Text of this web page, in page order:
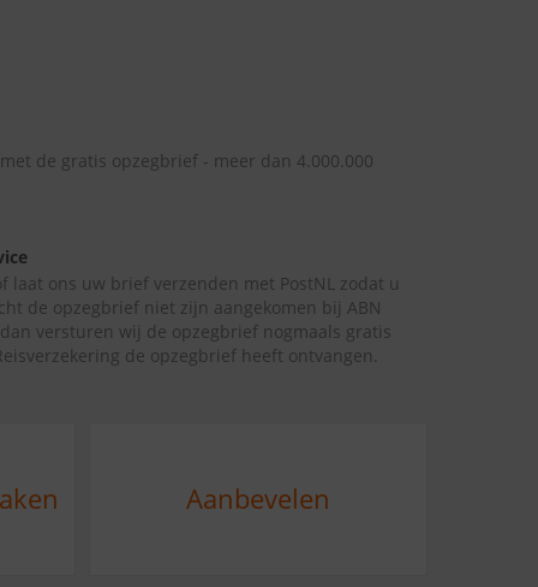
de gratis opzegbrief - meer dan 4.000.000
laat ons uw brief verzenden met PostNL zodat u
de opzegbrief niet zijn aangekomen bij ABN
versturen wij de opzegbrief nogmaals gratis
de opzegbrief heeft ontvangen.
Aanbevelen